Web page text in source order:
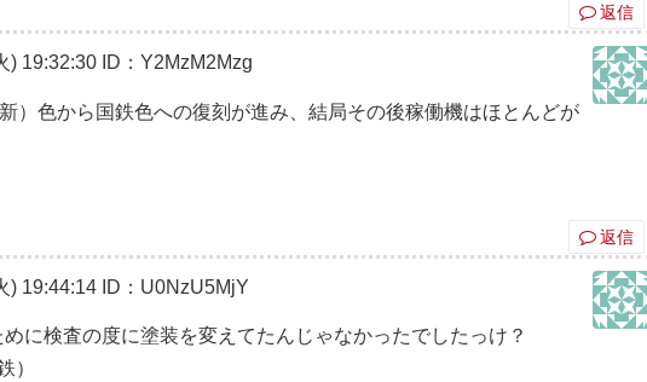
返信
) 19:32:30 ID：Y2MzM2Mzg
）色から国鉄色への復刻が進み、結局その後稼働機はほとんどが
返信
) 19:44:14 ID：U0NzU5MjY
に検査の度に塗装を変えてたんじゃなかったでしたっけ？
）